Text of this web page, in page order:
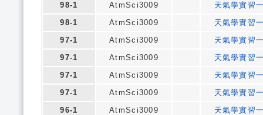
98-1
AtmSci3009
天氣學實習
98-1
AtmSci3009
天氣學實習
97-1
AtmSci3009
天氣學實習
97-1
AtmSci3009
天氣學實習
97-1
AtmSci3009
天氣學實習
97-1
AtmSci3009
天氣學實習
96-1
AtmSci3009
天氣學實習